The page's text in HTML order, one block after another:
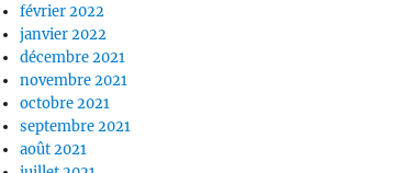
février 2022
janvier 2022
décembre 2021
novembre 2021
octobre 2021
septembre 2021
août 2021